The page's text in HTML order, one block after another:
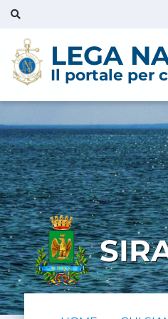
LEGA
Il portale per